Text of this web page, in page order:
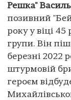
Решка"
позивний
року у віці
групи. Він
березні 2022
штурмовій
героєм